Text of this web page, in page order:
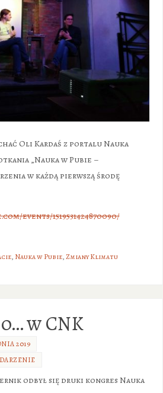
Oli Kardaś z portalu Nauka
„Nauka w Pubie –
w każdą pierwszą środę
events/1519531424870090/
, Nauka w Pubie,Zmiany Klimatu
w CNK
2019
odbył się druki kongres Nauka